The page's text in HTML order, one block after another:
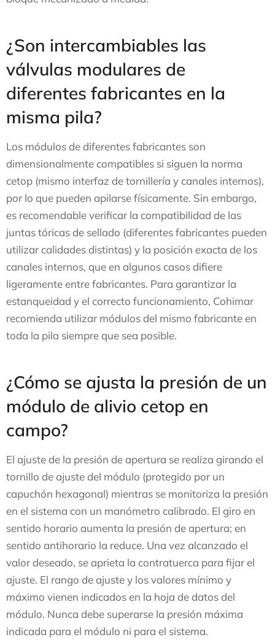
¿Son intercambiables las
válvulas modulares de
diferentes fabricantes en la
misma pila?
Los módulos de diferentes fabricantes son
dimensionalmente compatibles si siguen la norma
cetop (mismo interfaz de tornillería y canales internos),
por lo que pueden apilarse físicamente. Sin embargo,
es recomendable verificar la compatibilidad de las
juntas tóricas de sellado (diferentes fabricantes pueden
utilizar calidades distintas) y la posición exacta de los
canales internos, que en algunos casos difiere
ligeramente entre fabricantes. Para garantizar la
estanqueidad y el correcto funcionamiento, Cohimar
recomienda utilizar módulos del mismo fabricante en
toda la pila siempre que sea posible.
¿Cómo se ajusta la presión de un
módulo de alivio cetop en
campo?
El ajuste de la presión de apertura se realiza girando el
tornillo de ajuste del módulo (protegido por un
capuchón hexagonal) mientras se monitoriza la presión
en el sistema con un manómetro calibrado. El giro en
sentido horario aumenta la presión de apertura; en
sentido antihorario la reduce. Una vez alcanzado el
valor deseado, se aprieta la contratuerca para fijar el
ajuste. El rango de ajuste y los valores mínimo y
máximo vienen indicados en la hoja de datos del
módulo. Nunca debe superarse la presión máxima
indicada para el módulo ni para el sistema.